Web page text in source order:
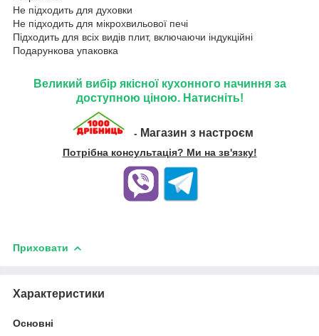
Не підходить для духовки
Не підходить для мікрохвильової печі
Підходить для всіх видів плит, включаючи індукційні
Подарункова упаковка
Великий вибір якісної кухонного начиння за
доступною ціною. Натисніть!
- Магазин з настроєм
Потрібна консультація? Ми на зв'язку!
Приховати
Характеристики
Основні